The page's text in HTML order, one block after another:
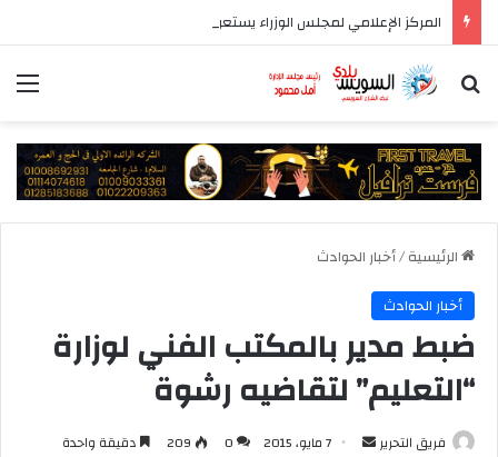
بحث عن
الرئيسية/أخبار الحوادث
أخبار الحوادث
ضبط مدير بالمكتب الفني لوزارة
“التعليم” لتقاضيه رشوة
فريق التحرير
أرسل 7 مايو، 2015 0
209 دقيقة واحدة